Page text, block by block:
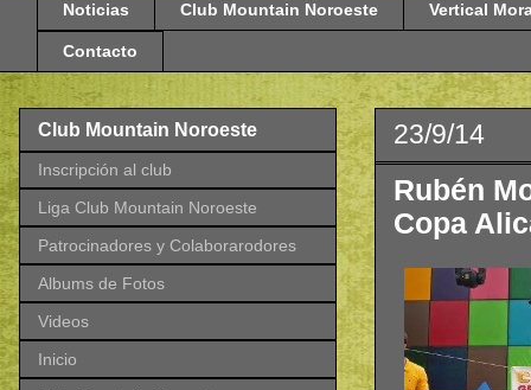
Noticias Club Mountain Noroeste Vertical
Contacto
23/9/14
Rubén
Copa
Club Mountain Noroeste
Inscripción al club
Liga Club Mountain Noroeste
Patrocinadores y Colaborarodores
Albums de Fotos
Videos
Inicio